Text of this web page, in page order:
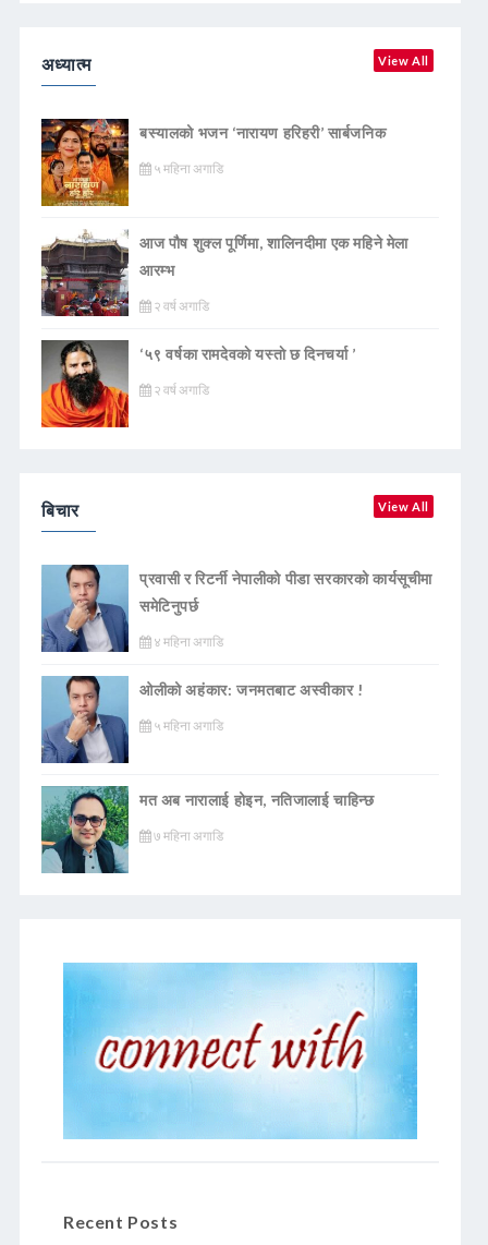
अध्यात्म View All
बस्यालको भजन ‘नारायण हरिहरी’ सार्बजनिक
५ महिना अगाडि
आज पौष शुक्ल पूर्णिमा, शालिनदीमा एक महिने मेला
आरम्भ
२ वर्ष अगाडि
‘५९ वर्षका रामदेवकाे यस्ताे छ दिनचर्या ’
२ वर्ष अगाडि
बिचार View All
प्रवासी र रिटर्नी नेपालीको पीडा सरकारको कार्यसूचीमा
समेटिनुपर्छ
४ महिना अगाडि
ओलीको अहंकार: जनमतबाट अस्वीकार !
५ महिना अगाडि
मत अब नारालाई होइन, नतिजालाई चाहिन्छ
७ महिना अगाडि
Recent Posts